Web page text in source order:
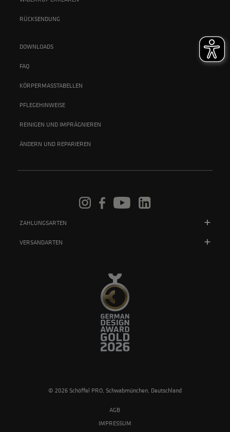
RÜCKSENDUNG
DOWNLOADS
FAQ
KÖRPERMASSTABELLEN
PFLEGEHINWEISE
REINIGEN UND IMPRÄGNIEREN
ÄNDERN UND REPARIEREN
ZAHLUNGSARTEN
VERSANDARTEN
© 2026 Schöffel PRO, Schwabmünchen, Deutschland
AGB
IMPRESSUM